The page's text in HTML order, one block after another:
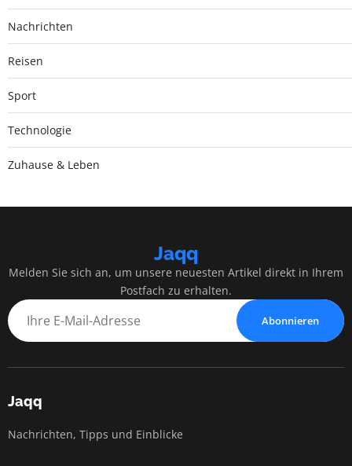
Nachrichten
Reisen
Sport
Technologie
Zuhause & Leben
Jaqq
Melden Sie sich an, um unsere neuesten Artikel direkt in Ihrem
Postfach zu erhalten.
Abonnieren
Jaqq
Nachrichten, Tipps und Einblicke